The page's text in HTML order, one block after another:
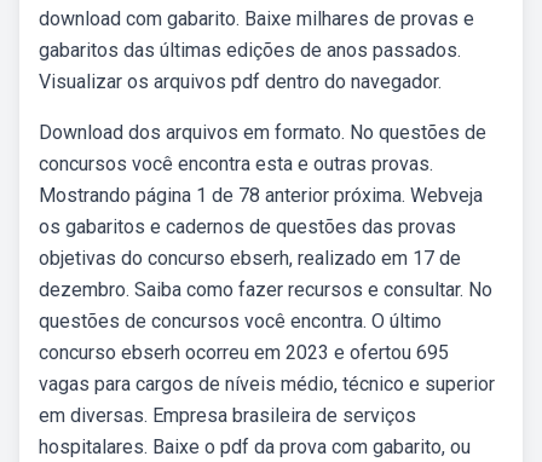
download com gabarito. Baixe milhares de provas e
gabaritos das últimas edições de anos passados.
Visualizar os arquivos pdf dentro do navegador.
Download dos arquivos em formato. No questões de
concursos você encontra esta e outras provas.
Mostrando página 1 de 78 anterior próxima. Webveja
os gabaritos e cadernos de questões das provas
objetivas do concurso ebserh, realizado em 17 de
dezembro. Saiba como fazer recursos e consultar. No
questões de concursos você encontra. O último
concurso ebserh ocorreu em 2023 e ofertou 695
vagas para cargos de níveis médio, técnico e superior
em diversas. Empresa brasileira de serviços
hospitalares. Baixe o pdf da prova com gabarito, ou